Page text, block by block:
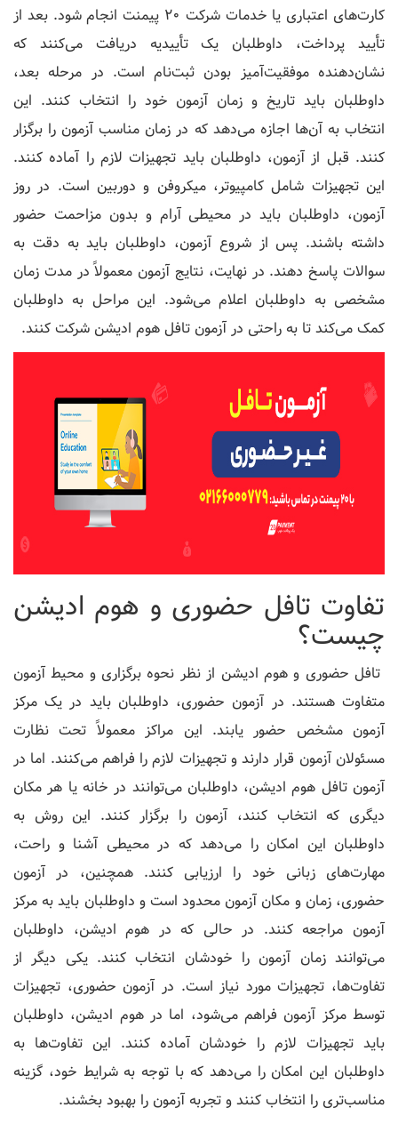
کارت‌های اعتباری یا خدمات شرکت 20 پیمنت انجام شود. بعد از
تأیید پرداخت، داوطلبان یک تأییدیه دریافت می‌کنند که
نشان‌دهنده موفقیت‌آمیز بودن ثبت‌نام است. در مرحله بعد،
داوطلبان باید تاریخ و زمان آزمون خود را انتخاب کنند. این
انتخاب به آن‌ها اجازه می‌دهد که در زمان مناسب آزمون را برگزار
کنند. قبل از آزمون، داوطلبان باید تجهیزات لازم را آماده کنند.
این تجهیزات شامل کامپیوتر، میکروفن و دوربین است. در روز
آزمون، داوطلبان باید در محیطی آرام و بدون مزاحمت حضور
داشته باشند. پس از شروع آزمون، داوطلبان باید به دقت به
سوالات پاسخ دهند. در نهایت، نتایج آزمون معمولاً در مدت زمان
مشخصی به داوطلبان اعلام می‌شود. این مراحل به داوطلبان
کمک می‌کند تا به راحتی در آزمون تافل هوم ادیشن شرکت کنند.
تفاوت تافل حضوری و هوم ادیشن
چیست؟
تافل حضوری و هوم ادیشن از نظر نحوه برگزاری و محیط آزمون
متفاوت هستند. در آزمون حضوری، داوطلبان باید در یک مرکز
آزمون مشخص حضور یابند. این مراکز معمولاً تحت نظارت
مسئولان آزمون قرار دارند و تجهیزات لازم را فراهم می‌کنند. اما در
آزمون تافل هوم ادیشن، داوطلبان می‌توانند در خانه یا هر مکان
دیگری که انتخاب کنند، آزمون را برگزار کنند. این روش به
داوطلبان این امکان را می‌دهد که در محیطی آشنا و راحت،
مهارت‌های زبانی خود را ارزیابی کنند. همچنین، در آزمون
حضوری، زمان و مکان آزمون محدود است و داوطلبان باید به مرکز
آزمون مراجعه کنند. در حالی که در هوم ادیشن، داوطلبان
می‌توانند زمان آزمون را خودشان انتخاب کنند. یکی دیگر از
تفاوت‌ها، تجهیزات مورد نیاز است. در آزمون حضوری، تجهیزات
توسط مرکز آزمون فراهم می‌شود، اما در هوم ادیشن، داوطلبان
باید تجهیزات لازم را خودشان آماده کنند. این تفاوت‌ها به
داوطلبان این امکان را می‌دهد که با توجه به شرایط خود، گزینه
مناسب‌تری را انتخاب کنند و تجربه آزمون را بهبود بخشند.